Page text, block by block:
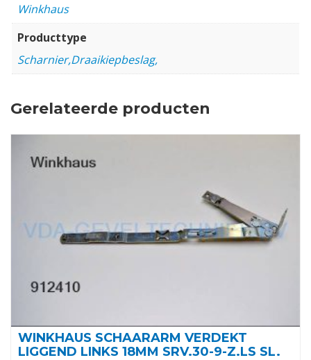
Winkhaus
Producttype
Scharnier,Draaikiepbeslag,
Gerelateerde producten
WINKHAUS SCHAARARM VERDEKT
LIGGEND LINKS 18MM SRV.30-9-Z.LS SL.